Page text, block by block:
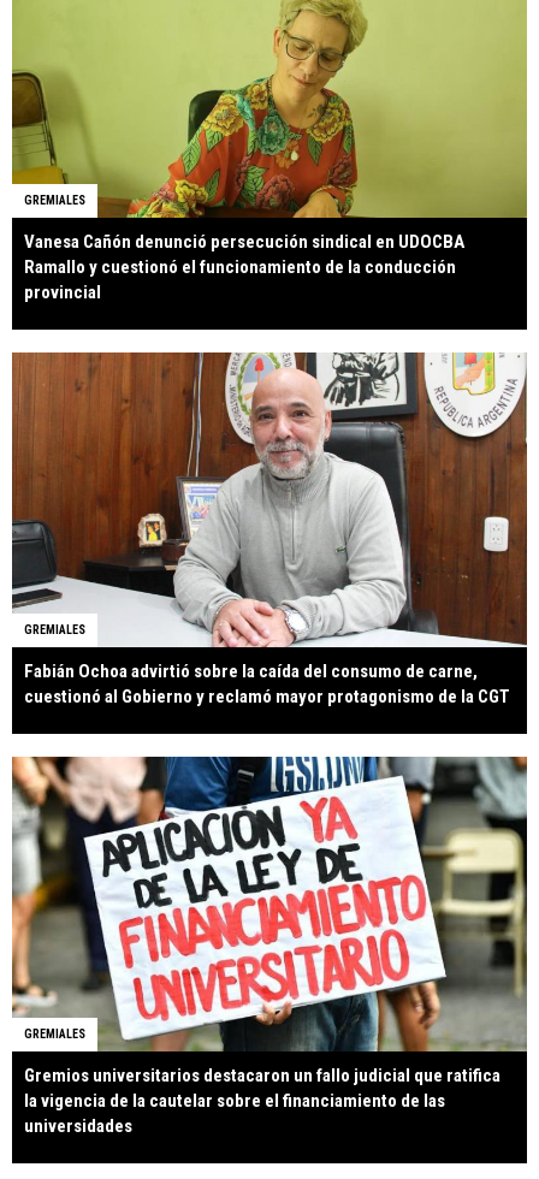
GREMIALES
Vanesa Cañón denunció persecución sindical en UDOCBA
Ramallo y cuestionó el funcionamiento de la conducción
provincial
GREMIALES
Fabián Ochoa advirtió sobre la caída del consumo de carne,
cuestionó al Gobierno y reclamó mayor protagonismo de la CGT
GREMIALES
Gremios universitarios destacaron un fallo judicial que ratifica
la vigencia de la cautelar sobre el financiamiento de las
universidades